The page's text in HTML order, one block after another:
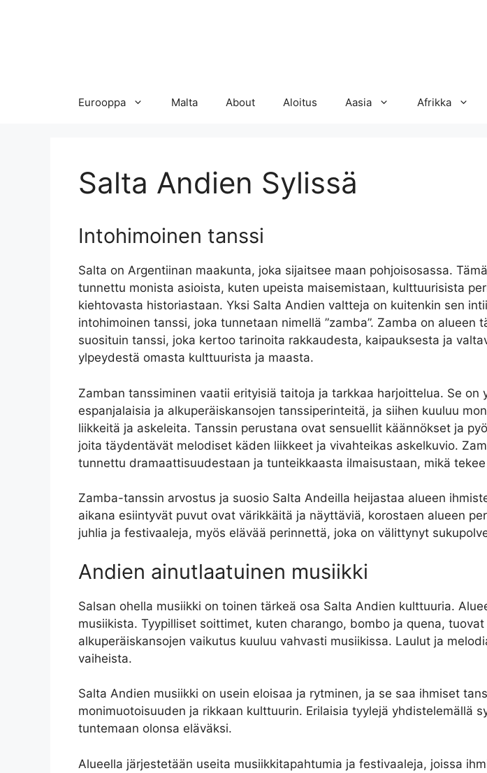
Eurooppa Malta About Aloitus Aasia Afrikka
Salta Andien Sylissä
Intohimoinen tanssi
Salta on Argentiinan maakunta, joka sijaitsee maan pohjoisosassa.
tunnettu monista asioista, kuten upeista maisemistaan, kulttuurisista
kiehtovasta historiastaan. Yksi Salta Andien valtteja on kuitenkin sen
intohimoinen tanssi, joka tunnetaan nimellä ”zamba”. Zamba on alueen
suosituin tanssi, joka kertoo tarinoita rakkaudesta, kaipauksesta ja
ylpeydestä omasta kulttuurista ja maasta.
Zamban tanssiminen vaatii erityisiä taitoja ja tarkkaa harjoittelua. Se on
espanjalaisia ja alkuperäiskansojen tanssiperinteitä, ja siihen kuuluu
liikkeitä ja askeleita. Tanssin perustana ovat sensuellit käännökset ja
joita täydentävät melodiset käden liikkeet ja vivahteikas askelkuvio.
tunnettu dramaattisuudestaan ja tunteikkaasta ilmaisustaan, mikä
Zamba-tanssin arvostus ja suosio Salta Andeilla heijastaa alueen
aikana esiintyvät puvut ovat värikkäitä ja näyttäviä, korostaen alueen
juhlia ja festivaaleja, myös elävää perinnettä, joka on välittynyt
Andien ainutlaatuinen musiikki
Salsan ohella musiikki on toinen tärkeä osa Salta Andien kulttuuria.
musiikista. Tyypilliset soittimet, kuten charango, bombo ja quena,
alkuperäiskansojen vaikutus kuuluu vahvasti musiikissa. Laulut ja
vaiheista.
Salta Andien musiikki on usein eloisaa ja rytminen, ja se saa ihmiset
monimuotoisuuden ja rikkaan kulttuurin. Erilaisia tyylejä yhdistelemällä
tuntemaan olonsa eläväksi.
Alueella järjestetään useita musiikkitapahtumia ja festivaaleja, joissa